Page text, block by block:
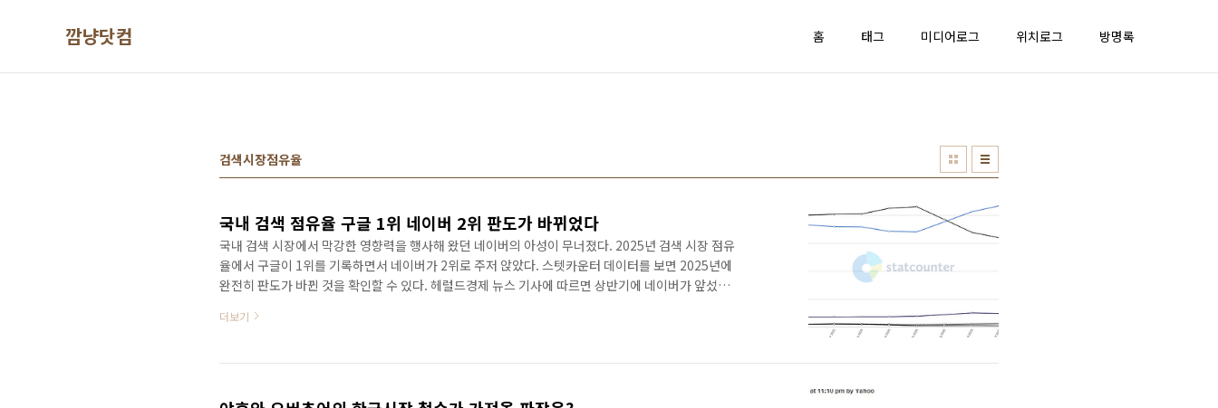
깜냥닷컴 홈 태그 미디어로그 위치로그 방명록
검색시장점유율
국내 검색 점유율 구글 1위 네이버 2위 판도가 바뀌었다
국내 검색 시장에서 막강한 영향력을 행사해 왔던 네이버의 아성이 무너졌다. 2025년 검색 시장 점유
율에서 구글이 1위를 기록하면서 네이버가 2위로 주저 앉았다. 스텟카운터 데이터를 보면 2025년에
완전히 판도가 바뀐 것을 확인할 수 있다. 헤럴드경제 뉴스 기사에 따르면 상반기에 네이버가 앞섰지
이는 아무래도 AI의 영향이 클 것으로 보인다. 네이버에서 야심차게 내놓은 AI브리핑이 쓰레기 수준
답변해 준다. 그런데 이런 답변을 받을려면 챗GPT에서 직접 물어보는 게 더 낫지 않을까? 무엇보다
더보기